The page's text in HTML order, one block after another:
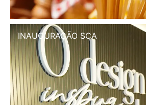
INAUGURAÇÃO SCA